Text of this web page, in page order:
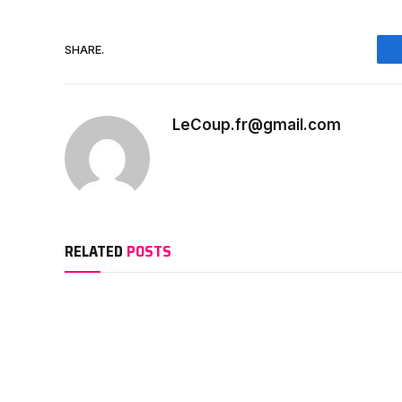
SHARE.
LeCoup.fr@gmail.com
RELATED POSTS